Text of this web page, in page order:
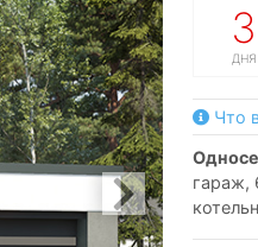
3
ДНЯ
Что
гараж,